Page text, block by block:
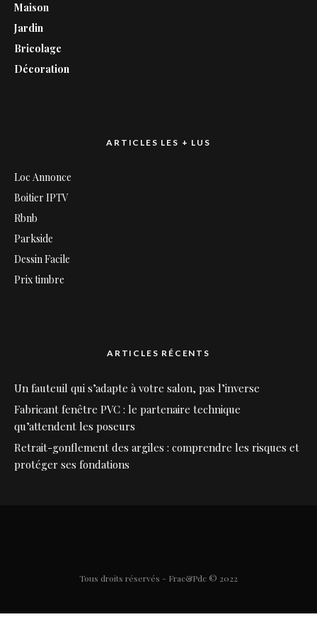
Maison
Jardin
Bricolage
Décoration
ARTICLES LES + LUS
Loc Annonce
Boitier IPTV
Rbnb
Parkside
Dessin Facile
Prix timbre
ARTICLES RÉCENTS
Un fauteuil qui s’adapte à votre salon, pas l’inverse
Fabricant fenêtre PVC : le partenaire technique
qu’attendent les poseurs
Retrait-gonflement des argiles : comprendre les risques et
protéger ses fondations
Tous droits réservés - Frac&Pdc © 2022